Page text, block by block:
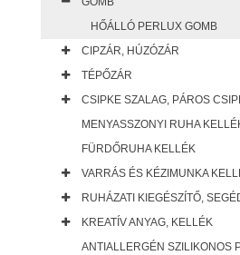
HŐÁLLÓ PERLUX GOMB
CIPZÁR, HÚZÓZÁR
TÉPŐZÁR
CSIPKE SZALAG, PÁROS
MENYASSZONYI RUHA
FÜRDŐRUHA KELLÉK
VARRÁS ÉS KÉZIMUNKA
RUHÁZATI KIEGÉSZÍTŐ,
KREATÍV ANYAG, KELLÉK
ANTIALLERGÉN SZILIKONOS